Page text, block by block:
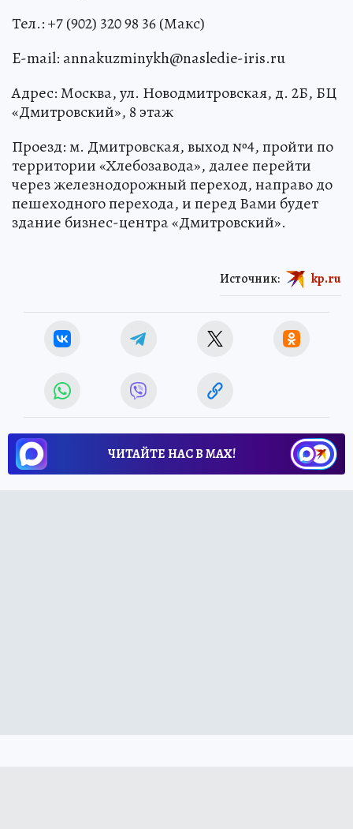
Тел.: +7 (902) 320 98 36 (Макс)
E-mail: annakuzminykh@nasledie-iris.ru
Адрес: Москва, ул. Новодмитровская, д. 2Б, БЦ
«Дмитровский», 8 этаж
Проезд: м. Дмитровская, выход №4, пройти по
территории «Хлебозавода», далее перейти
через железнодорожный переход, направо до
пешеходного перехода, и перед Вами будет
здание бизнес-центра «Дмитровский».
Источник: kp.ru
ЧИТАЙТЕ НАС В МАХ!